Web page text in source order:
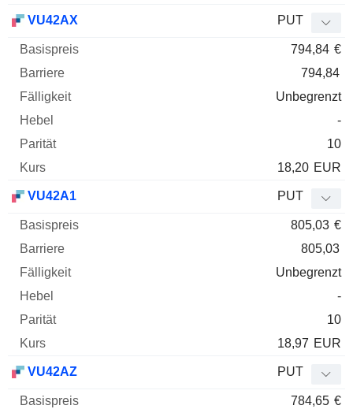
VU42AX PUT
794,84 €
794,84
Unbegrenzt
-
10
18,20 EUR
VU42A1 PUT
805,03 €
805,03
Unbegrenzt
-
10
18,97 EUR
VU42AZ PUT
784,65 €